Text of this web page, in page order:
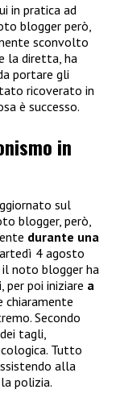
in pratica ad
blogger però,
sconvolto
la diretta, ha
portare gli
ricoverato in
è successo.
in
sul
blogger, però,
durante una
4 agosto
noto blogger ha
poi iniziare a
chiaramente
Secondo
tagli,
Tutto
alla
polizia.